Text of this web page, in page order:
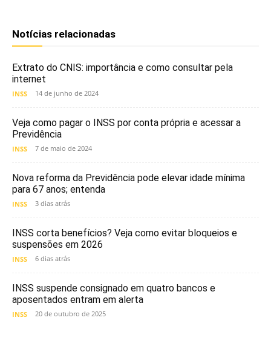
Notícias relacionadas
Extrato do CNIS: importância e como consultar pela
internet
INSS 14 de junho de 2024
Veja como pagar o INSS por conta própria e acessar a
Previdência
INSS 7 de maio de 2024
Nova reforma da Previdência pode elevar idade mínima
para 67 anos; entenda
INSS 3 dias atrás
INSS corta benefícios? Veja como evitar bloqueios e
suspensões em 2026
INSS 6 dias atrás
INSS suspende consignado em quatro bancos e
aposentados entram em alerta
INSS 20 de outubro de 2025